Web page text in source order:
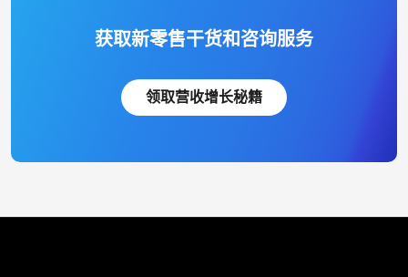
获取新零售干货和咨询服务
领取营收增长秘籍